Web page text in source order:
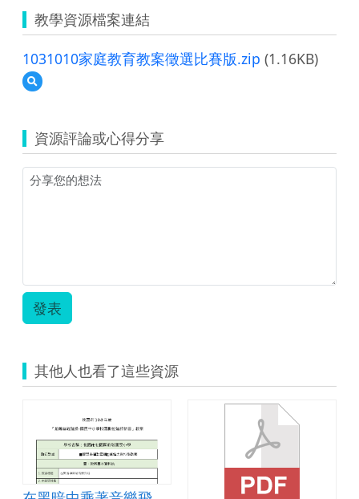
教學資源檔案連結
1031010家庭教育教案徵選比賽版.zip (1.16KB)
預
覽
庭
教
育
教
資源評論或心得分享
發表
其他人也看了這些資源